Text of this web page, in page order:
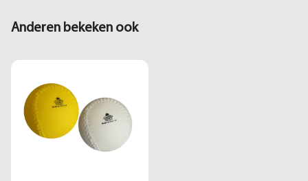
Anderen bekeken ook